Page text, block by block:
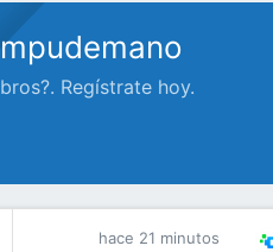
Regístrate hoy.
hace 21 minutos